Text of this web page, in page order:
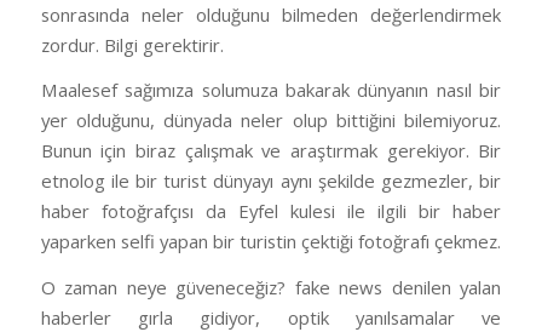
sonrasında neler olduğunu bilmeden değerlendirmek
zordur. Bilgi gerektirir.
Maalesef sağımıza solumuza bakarak dünyanın nasıl bir
yer olduğunu, dünyada neler olup bittiğini bilemiyoruz.
Bunun için biraz çalışmak ve araştırmak gerekiyor. Bir
etnolog ile bir turist dünyayı aynı şekilde gezmezler, bir
haber fotoğrafçısı da Eyfel kulesi ile ilgili bir haber
yaparken selfi yapan bir turistin çektiği fotoğrafı çekmez.
O zaman neye güveneceğiz? fake news denilen yalan
haberler gırla gidiyor, optik yanılsamalar ve